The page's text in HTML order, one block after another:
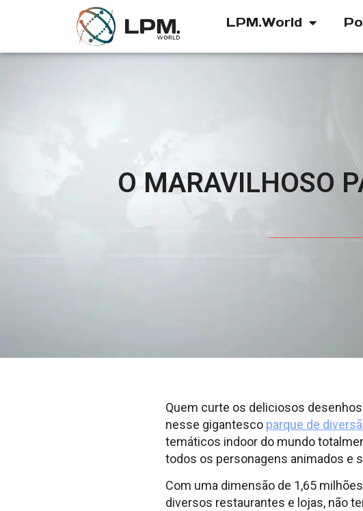
LPM.World
O MARAVILHOSO
Quem curte os deliciosos
nesse gigantesco parque de
temáticos indoor do mundo
todos os personagens animados e
Com uma dimensão de 1,65
diversos restaurantes e lojas, não